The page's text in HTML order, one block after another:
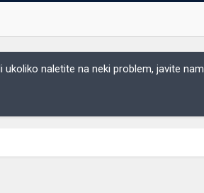
naletite na neki problem, javite nam